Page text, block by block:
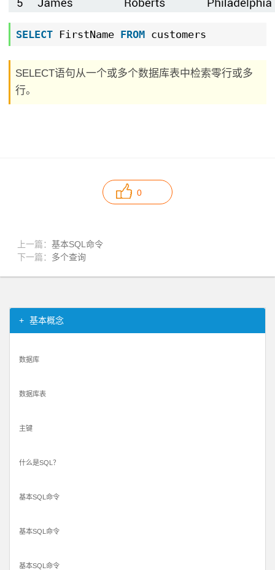
SELECT FirstName FROM customers
SELECT语句从一个或多个数据库表中检索零行或多
行。
0
上一篇： 基本SQL命令
下一篇： 多个查询
基本概念
数据库
数据库表
主键
什么是SQL？
基本SQL命令
基本SQL命令
基本SQL命令